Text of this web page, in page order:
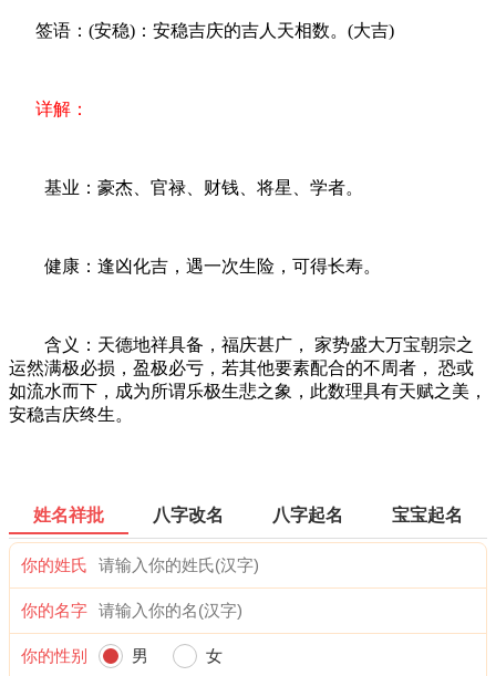
签语：(安稳)：安稳吉庆的吉人天相数。(大吉)
详解：
基业：豪杰、官禄、财钱、将星、学者。
健康：逢凶化吉，遇一次生险，可得长寿。
含义：天德地祥具备，福庆甚广， 家势盛大万宝朝宗之
运然满极必损，盈极必亏，若其他要素配合的不周者， 恐或
如流水而下，成为所谓乐极生悲之象，此数理具有天赋之美，
安稳吉庆终生。
姓名祥批 八字改名 八字起名 宝宝起名
你的姓氏
你的名字
你的性别 男 女